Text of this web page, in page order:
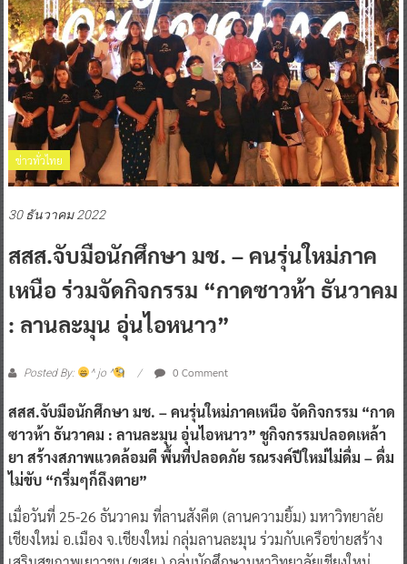
ข่าวทั่วไทย
30 ธันวาคม 2022
สสส.จับมือนักศึกษา มช. – คนรุ่นใหม่ภาค
เหนือ ร่วมจัดกิจกรรม “กาดซาวห้า ธันวาคม
: ลานละมุน อุ่นไอหนาว”
Posted By: ^ jo ^ 0 Comment
สสส.จับมือนักศึกษา มช. – คนรุ่นใหม่ภาคเหนือ จัดกิจกรรม “กาด
ซาวห้า ธันวาคม : ลานละมุน อุ่นไอหนาว” ชูกิจกรรมปลอดเหล้า
ยา สร้างสภาพแวดล้อมดี พื้นที่ปลอดภัย รณรงค์ปีใหม่ไม่ดื่ม – ดื่ม
ไม่ขับ “กรึ่มๆก็ถึงตาย”
เมื่อวันที่ 25-26 ธันวาคม ที่ลานสังคีต (ลานความยิ้ม) มหาวิทยาลัย
เชียงใหม่ อ.เมือง จ.เชียงใหม่ กลุ่มลานละมุน ร่วมกับเครือข่ายสร้าง